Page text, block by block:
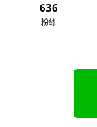
636
粉絲